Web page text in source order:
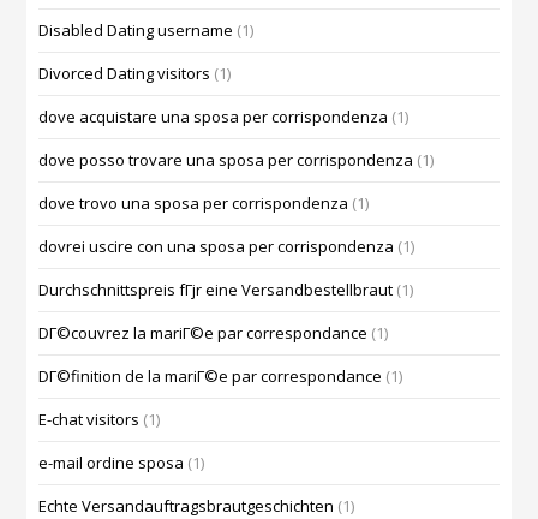
Disabled Dating username (1)
Divorced Dating visitors (1)
dove acquistare una sposa per corrispondenza (1)
dove posso trovare una sposa per corrispondenza (1)
dove trovo una sposa per corrispondenza (1)
dovrei uscire con una sposa per corrispondenza (1)
Durchschnittspreis fГјr eine Versandbestellbraut (1)
DГ©couvrez la mariГ©e par correspondance (1)
DГ©finition de la mariГ©e par correspondance (1)
E-chat visitors (1)
e-mail ordine sposa (1)
Echte Versandauftragsbrautgeschichten (1)